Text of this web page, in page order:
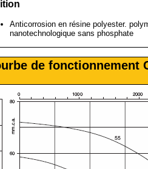
Anticorrosion en résine polyester.
nanotechnologique sans phosphate
de fonctionnement